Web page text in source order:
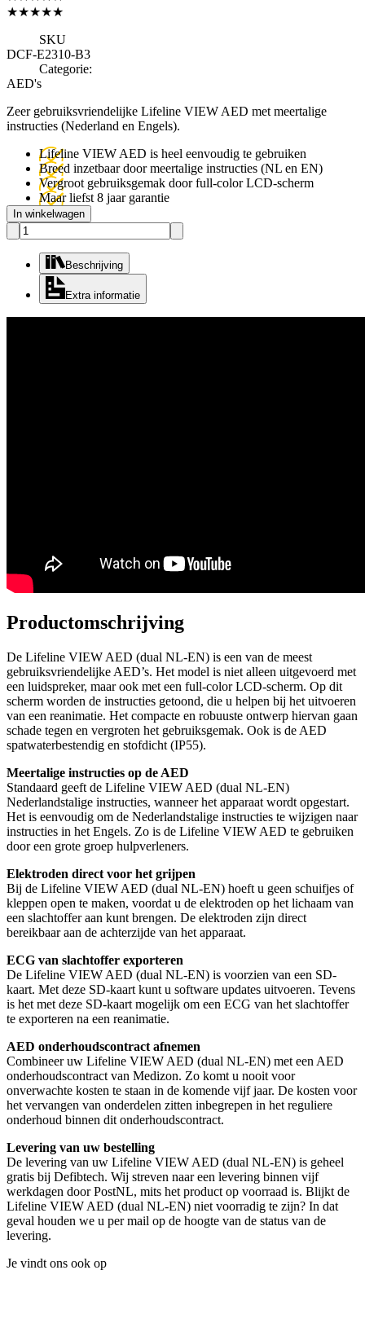
★★★★★
SKU
DCF-E2310-B3
Categorie:
AED's
Zeer gebruiksvriendelijke Lifeline VIEW AED met meertalige
instructies (Nederland en Engels).
Lifeline VIEW AED is heel eenvoudig te gebruiken
Breed inzetbaar door meertalige instructies (NL en EN)
Vergroot gebruiksgemak door full-color LCD-scherm
Maar liefst 8 jaar garantie
In winkelwagen
Beschrijving
Extra informatie
Productomschrijving
De Lifeline VIEW AED (dual NL-EN) is een van de meest
gebruiksvriendelijke AED’s. Het model is niet alleen uitgevoerd met
een luidspreker, maar ook met een full-color LCD-scherm. Op dit
scherm worden de instructies getoond, die u helpen bij het uitvoeren
van een reanimatie. Het compacte en robuuste ontwerp hiervan gaan
schade tegen en vergroten het gebruiksgemak. Ook is de AED
spatwaterbestendig en stofdicht (IP55).
Meertalige instructies op de AED
Standaard geeft de Lifeline VIEW AED (dual NL-EN)
Nederlandstalige instructies, wanneer het apparaat wordt opgestart.
Het is eenvoudig om de Nederlandstalige instructies te wijzigen naar
instructies in het Engels. Zo is de Lifeline VIEW AED te gebruiken
door een grote groep hulpverleners.
Elektroden direct voor het grijpen
Bij de Lifeline VIEW AED (dual NL-EN) hoeft u geen schuifjes of
kleppen open te maken, voordat u de elektroden op het lichaam van
een slachtoffer aan kunt brengen. De elektroden zijn direct
bereikbaar aan de achterzijde van het apparaat.
ECG van slachtoffer exporteren
De Lifeline VIEW AED (dual NL-EN) is voorzien van een SD-
kaart. Met deze SD-kaart kunt u software updates uitvoeren. Tevens
is het met deze SD-kaart mogelijk om een ECG van het slachtoffer
te exporteren na een reanimatie.
AED onderhoudscontract afnemen
Combineer uw Lifeline VIEW AED (dual NL-EN) met een AED
onderhoudscontract van Medizon. Zo komt u nooit voor
onverwachte kosten te staan in de komende vijf jaar. De kosten voor
het vervangen van onderdelen zitten inbegrepen in het reguliere
onderhoud binnen dit onderhoudscontract.
Levering van uw bestelling
De levering van uw Lifeline VIEW AED (dual NL-EN) is geheel
gratis bij Defibtech. Wij streven naar een levering binnen vijf
werkdagen door PostNL, mits het product op voorraad is. Blijkt de
Lifeline VIEW AED (dual NL-EN) niet voorradig te zijn? In dat
geval houden we u per mail op de hoogte van de status van de
levering.
Je vindt ons ook op